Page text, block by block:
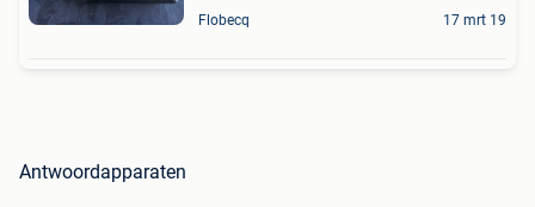
Flobecq 17 mrt 19
Antwoordapparaten